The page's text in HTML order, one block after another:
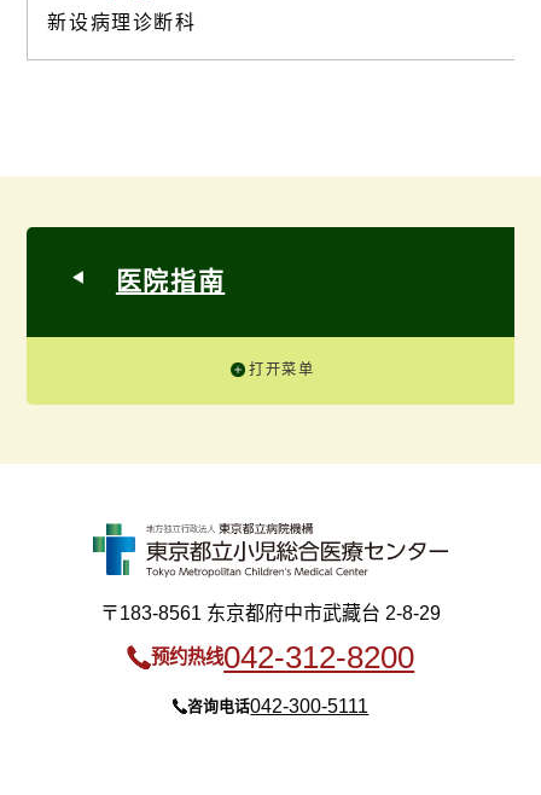
新设病理诊断科
医院指南
打开菜单
〒183-8561 东京都府中市武藏台 2-8-29
预约热线042-312-8200
咨询电话042-300-5111